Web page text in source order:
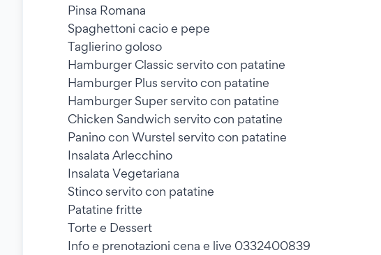
Pinsa Romana
Spaghettoni cacio e pepe
Taglierino goloso
Hamburger Classic servito con patatine
Hamburger Plus servito con patatine
Hamburger Super servito con patatine
Chicken Sandwich servito con patatine
Panino con Wurstel servito con patatine
Insalata Arlecchino
Insalata Vegetariana
Stinco servito con patatine
Patatine fritte
Torte e Dessert
Info e prenotazioni cena e live 0332400839